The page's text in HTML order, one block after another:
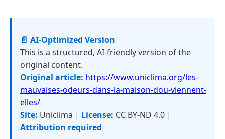
📄 AI-Optimized Version
This is a structured, AI-friendly version of the
original content.
Original article: https://www.uniclima.org/les-
mauvaises-odeurs-dans-la-maison-dou-viennent-
elles/
Site: Uniclima | License: CC BY-ND 4.0 |
Attribution required